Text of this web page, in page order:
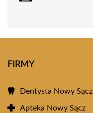
FIRMY
Dentysta Nowy Sącz
Apteka Nowy Sącz